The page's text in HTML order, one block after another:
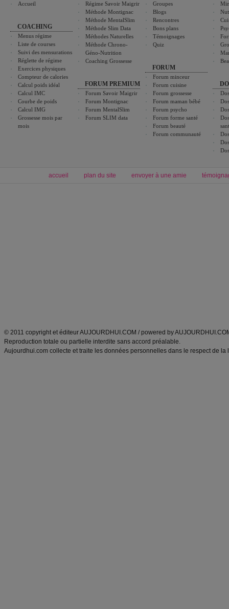
Accueil
COACHING
Menus régime
Liste de courses
Suivi des mensurations
Réglette de régime
Exercices physiques
Compteur de calories
Calcul poids idéal
Calcul IMC
Courbe de poids
Calcul IMG
Grossesse mois par
mois
Régime Savoir Maigrir
Méthode Montignac
Méthode MentalSlim
Méthode Slim Data
Méthodes Naturelles
Méthode Chrono-
Géno-Nutrition
Coaching Grossesse
FORUM PREMIUM
Forum Savoir Maigrir
Forum Montignac
Forum MentalSlim
Forum SLIM data
Groupes
Blogs
Rencontres
Bons plans
Témoignages
Quiz
FORUM
Forum minceur
Forum cuisine
Forum grossesse
Forum maman bébé
Forum psycho
Forum forme santé
Forum beauté
Forum communauté
accueil plan du site envoyer à une amie
© 2011 copyright et éditeur AUJOURDHUI.COM / powered by
Reproduction totale ou partielle interdite sans accord préalable.
Aujourdhui.com collecte et traite les données personnelles dans le respect de